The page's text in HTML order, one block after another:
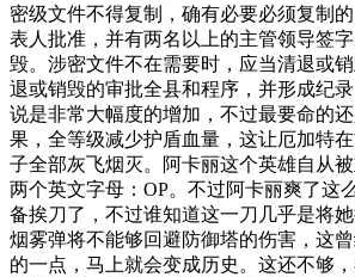
密级文件不得复制，确有必要必须复制
表人批准，并有两名以上的主管领导签
毁。涉密文件不在需要时，应当清退或
退或销毁的审批全县和程序，并形成纪
说是非常大幅度的增加，不过最要命的
果，全等级减少护盾血量，这让厄加特
子全部灰飞烟灭。阿卡丽这个英雄自从
两个英文字母：OP。不过阿卡丽爽了这
备挨刀了，不过谁知道这一刀几乎是将
烟雾弹将不能够回避防御塔的伤害，这
的一点，马上就会变成历史。这还不够